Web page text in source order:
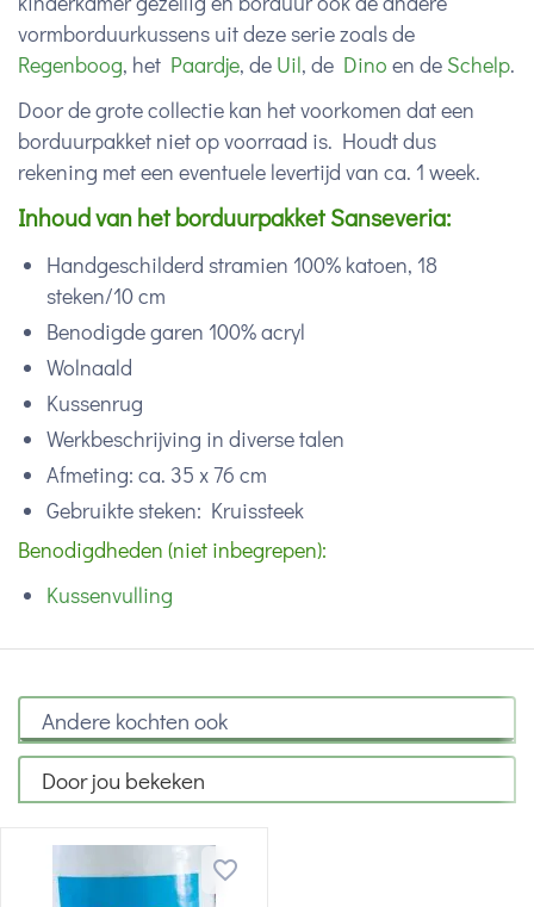
vormborduurkussens uit deze serie zoals de
Regenboog, het Paardje, de Uil, de Dino en de Schelp.
Door de grote collectie kan het voorkomen dat een
borduurpakket niet op voorraad is. Houdt dus
rekening met een eventuele levertijd van ca. 1 week.
Inhoud van het borduurpakket Sanseveria:
Handgeschilderd stramien 100% katoen, 18
steken/10 cm
Benodigde garen 100% acryl
Wolnaald
Kussenrug
Werkbeschrijving in diverse talen
Afmeting: ca. 35 x 76 cm
Gebruikte steken: Kruissteek
Benodigdheden (niet inbegrepen):
Kussenvulling
Andere kochten ook
Door jou bekeken